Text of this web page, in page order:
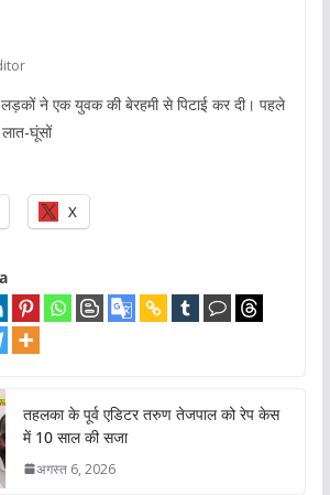
ने एक युवक की बेरहमी से पिटाई कर दी। पहले
घूंसों
X
तहलका के पूर्व एडिटर तरुण तेजपाल को रेप केस
में 10 साल की सजा
अगस्त 6, 2026